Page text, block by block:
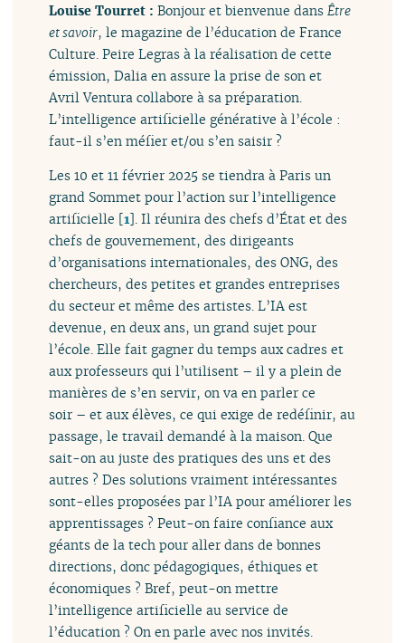
Louise Tourret :Bonjour et bienvenue dansÊtre
et savoir, le magazine de l’éducation de France
Culture. Peire Legras à la réalisation de cette
émission, Dalia en assure la prise de son et
Avril Ventura collabore à sa préparation.
L’intelligence artificielle générative à l’école :
faut-il s’en méfier et/ou s’en saisir ?
Les 10 et 11 février 2025 se tiendra à Paris un
grand Sommet pour l’action sur l’intelligence
artificielle [1]. Il réunira des chefs d’État et des
chefs de gouvernement, des dirigeants
d’organisations internationales, des ONG, des
chercheurs, des petites et grandes entreprises
du secteur et même des artistes. L’IA est
devenue, en deux ans, un grand sujet pour
l’école. Elle fait gagner du temps aux cadres et
aux professeurs qui l’utilisent – il y a plein de
manières de s’en servir, on va en parler ce
soir – et aux élèves, ce qui exige de redéfinir, au
passage, le travail demandé à la maison. Que
sait-on au juste des pratiques des uns et des
autres ? Des solutions vraiment intéressantes
sont-elles proposées par l’IA pour améliorer les
apprentissages ? Peut-on faire confiance aux
géants de la tech pour aller dans de bonnes
directions, donc pédagogiques, éthiques et
économiques ? Bref, peut-on mettre
l’intelligence artificielle au service de
l’éducation ? On en parle avec nos invités.